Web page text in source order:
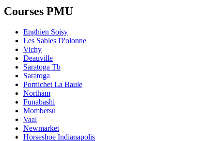
Courses PMU
Enghien Soisy
Les Sables D'olonne
Vichy
Deauville
Saratoga Tb
Saratoga
Pornichet La Baule
Northam
Funabashi
Mombetsu
Vaal
Newmarket
Horseshoe Indianapolis